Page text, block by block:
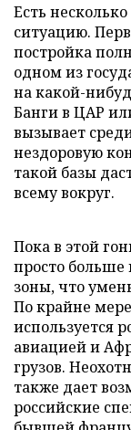
Есть
ситуацию.
постройка
одном из
на какой-
Банги в ЦАР
вызывает
нездоровую
такой базы
всему вокруг.
Пока в этой
просто больше
зоны, что
По крайне
используется
авиацией и
грузов.
также дает
российские